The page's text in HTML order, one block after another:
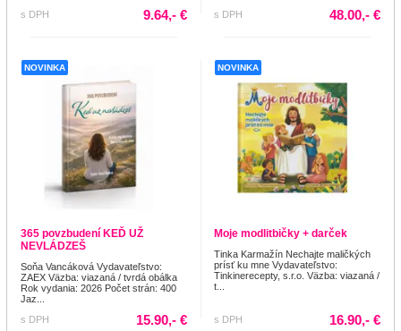
s DPH
9.64,- € s DPH 48.00,- €
NOVINKA
365 povzbudení KEĎ UŽ
NEVLÁDZEŠ
Soňa Vancáková Vydavateľstvo:
ZAEX Väzba: viazaná / tvrdá obálka
Rok vydania: 2026 Počet strán: 400
Jaz...
s DPH
15.90,- €
NOVINKA
Moje modlitbičky + darček
Tinka Karmažín Nechajte maličkých
prísť ku mne Vydavateľstvo:
Tinkinerecepty, s.r.o. Väzba: viazaná /
t...
s DPH 16.90,- €